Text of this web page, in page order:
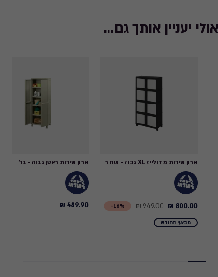
אולי יעניין אותך גם...
ארון שירות מודולייז XL גבוה - שחור
16%-
Price
from
949.00
800.00 ₪
949.00 ₪
מבצעי החודש
ארון שירות ראטן גבוה - בז'
489.90
489.90 ₪